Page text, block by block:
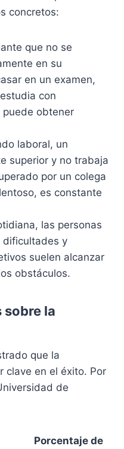
concretos:
que no se
en su
en un examen,
con
obtener
laboral, un
superior y no trabaja
por un colega
es constante
las personas
dificultades y
suelen alcanzar
obstáculos.
la
que la
clave en el éxito. Por
de
Porcentaje de